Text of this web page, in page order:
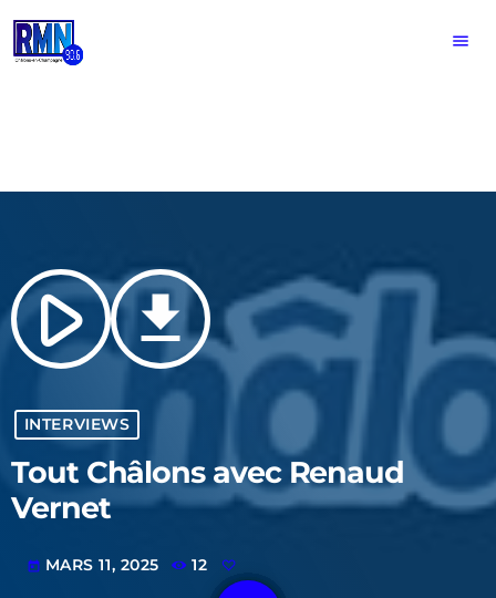
menu
play_arrow file_download
INTERVIEWS
Tout Châlons avec Renaud
Vernet
today MARS 11, 2025 12